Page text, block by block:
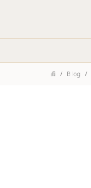
Domů
/ Blog /